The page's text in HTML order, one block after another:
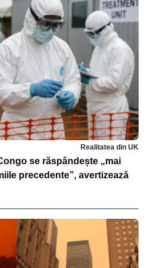
Realitatea din UK
se răspândește „mai
precedente”, avertizează